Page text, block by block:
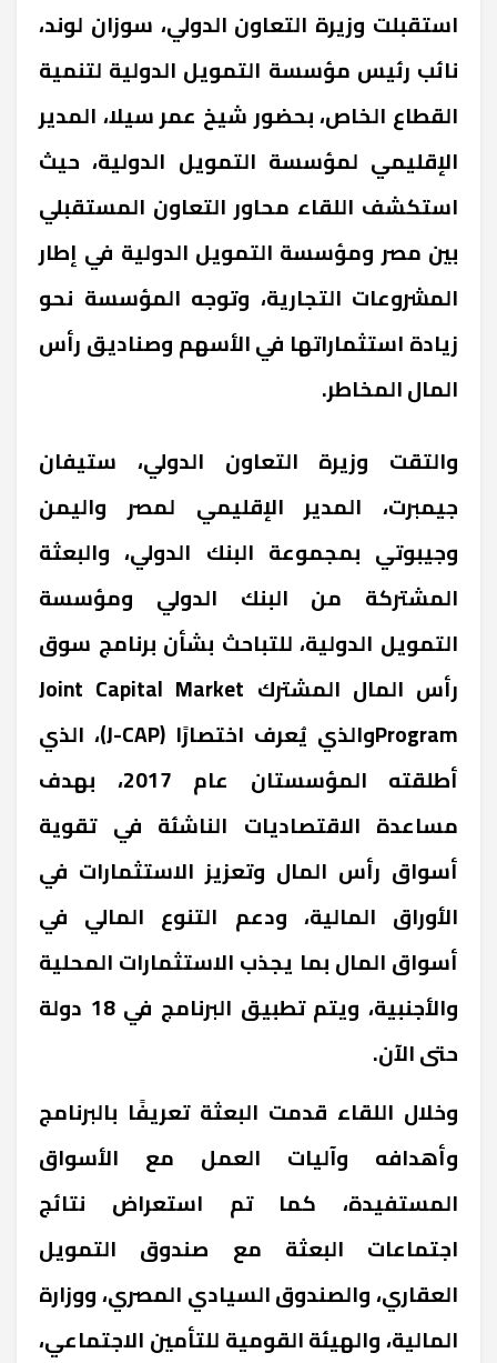
استقبلت وزيرة التعاون الدولي، سوزان لوند،
نائب رئيس مؤسسة التمويل الدولية لتنمية
القطاع الخاص، بحضور شيخ عمر سيلا، المدير
الإقليمي لمؤسسة التمويل الدولية، حيث
استكشف اللقاء محاور التعاون المستقبلي
بين مصر ومؤسسة التمويل الدولية في إطار
المشروعات التجارية، وتوجه المؤسسة نحو
زيادة استثماراتها في الأسهم وصناديق رأس
المال المخاطر.
والتقت وزيرة التعاون الدولي، ستيفان
جيمبرت، المدير الإقليمي لمصر واليمن
وجيبوتي بمجموعة البنك الدولي، والبعثة
المشتركة من البنك الدولي ومؤسسة
التمويل الدولية، للتباحث بشأن برنامج سوق
رأس المال المشترك Joint Capital Market
Programوالذي يُعرف اختصارًا (J-CAP)، الذي
أطلقته المؤسستان عام 2017، بهدف
مساعدة الاقتصاديات الناشئة في تقوية
أسواق رأس المال وتعزيز الاستثمارات في
الأوراق المالية، ودعم التنوع المالي في
أسواق المال بما يجذب الاستثمارات المحلية
والأجنبية، ويتم تطبيق البرنامج في 18 دولة
حتى الآن.
وخلال اللقاء قدمت البعثة تعريفًا بالبرنامج
وأهدافه وآليات العمل مع الأسواق
المستفيدة، كما تم استعراض نتائج
اجتماعات البعثة مع صندوق التمويل
العقاري، والصندوق السيادي المصري، ووزارة
المالية، والهيئة القومية للتأمين الاجتماعي،